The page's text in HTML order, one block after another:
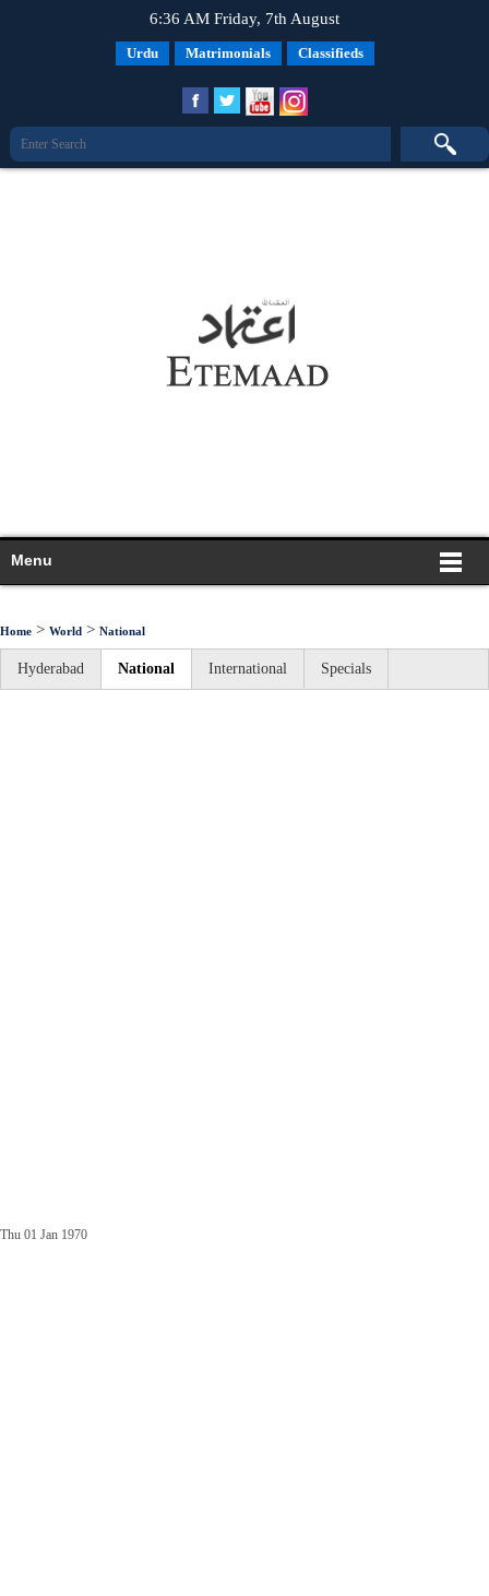
6:36 AM Friday, 7th August
Urdu Matrimonials Classifieds
Menu
Home > World > National
Hyderabad National International Specials
Thu 01 Jan 1970